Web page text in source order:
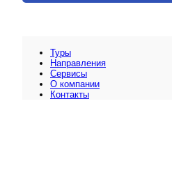
Туры
Направления
Сервисы
O компании
Контакты